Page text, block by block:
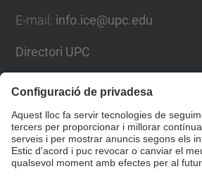
E-mail: info.ice@upc.edu
Directori UPC
Formulari de contacte
Llista Xarxes Socials